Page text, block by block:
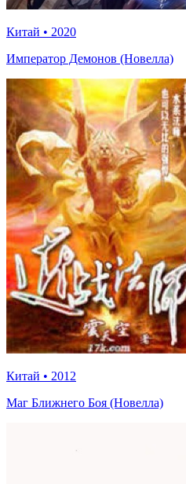
Китай • 2020
Император Демонов (Новелла)
Китай • 2012
Маг Ближнего Боя (Новелла)